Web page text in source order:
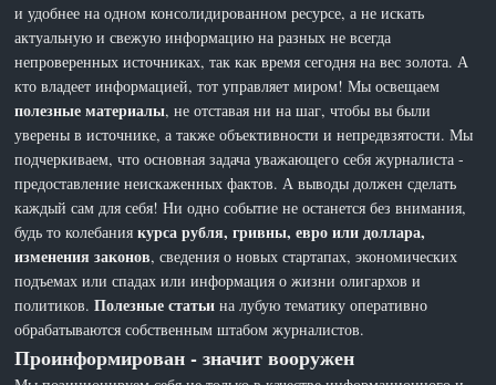
и удобнее на одном консолидированном ресурсе, а не искать
актуальную и свежую информацию на разных не всегда
непроверенных источниках, так как время сегодня на вес золота. А
кто владеет информацией, тот управляет миром! Мы освещаем
полезные материалы, не отставая ни на шаг, чтобы вы были
уверены в источнике, а также объективности и непредвзятости. Мы
подчеркиваем, что основная задача уважающего себя журналиста -
предоставление неискаженных фактов. А выводы должен сделать
каждый сам для себя! Ни одно событие не останется без внимания,
будь то колебаниякурса рубля, гривны, евро или доллара,
изменения законов, сведения о новых стартапах, экономических
подъемах или спадах или информация о жизни олигархов и
политиков.Полезные статьи на лубую тематику оперативно
обрабатываются собственным штабом журналистов.
Проинформирован - значит вооружен